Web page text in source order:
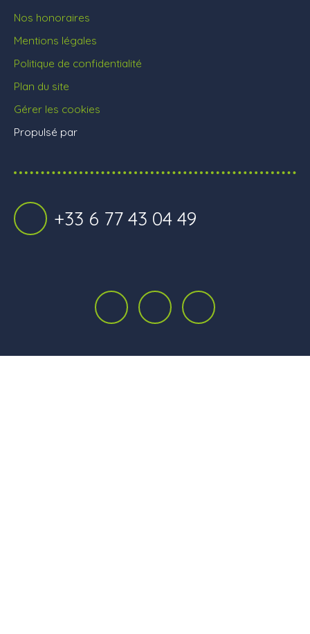
Nos honoraires
Mentions légales
Politique de confidentialité
Plan du site
Gérer les cookies
Propulsé par
+33 6 77 43 04 49